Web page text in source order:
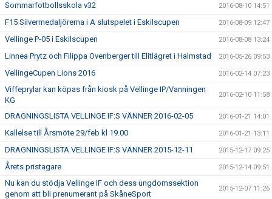
Sommarfotbollsskola v32 2016-08-10 14:51
F15 Silvermedaljörerna i A slutspelet i Eskilscupen 2016-08-09 12:47
Vellinge P-05 i Eskilscupen 2016-08-08 13:24
Linnea Prytz och Filippa Ovenberger till Elitlägret i Halmstad 2016-05-26 09:53
VellingeCupen Lions 2016 2016-02-14 07:23
Viffeprylar kan köpas från kiosk på Vellinge IP/Vanningen
KG
2016-02-10 11:58
DRAGNINGSLISTA VELLINGE IF:S VÄNNER 2016-02-05 2016-01-21 14:01
Kallelse till Årsmöte 29/feb kl 19.00 2016-01-21 13:11
DRAGNINGSLISTA VELLINGE IF:S VÄNNER 2015-12-11 2015-12-17 09:25
Årets pristagare 2015-12-14 09:51
Nu kan du stödja Vellinge IF och dess ungdomssektion
genom att bli prenumerant på SkåneSport
2015-12-07 11:26